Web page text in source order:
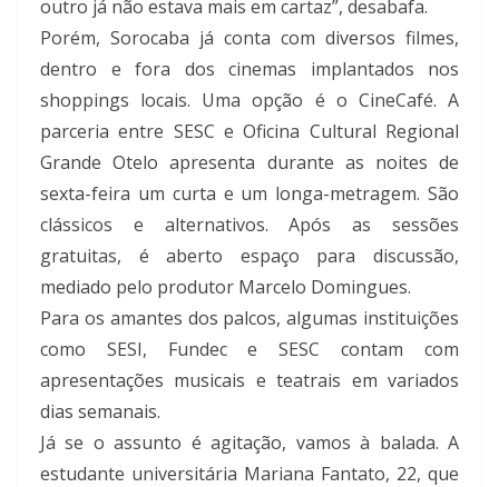
outro já não estava mais em cartaz”, desabafa.
Porém, Sorocaba já conta com diversos filmes,
dentro e fora dos cinemas implantados nos
shoppings locais. Uma opção é o CineCafé. A
parceria entre SESC e Oficina Cultural Regional
Grande Otelo apresenta durante as noites de
sexta-feira um curta e um longa-metragem. São
clássicos e alternativos. Após as sessões
gratuitas, é aberto espaço para discussão,
mediado pelo produtor Marcelo Domingues.
Para os amantes dos palcos, algumas instituições
como SESI, Fundec e SESC contam com
apresentações musicais e teatrais em variados
dias semanais.
Já se o assunto é agitação, vamos à balada. A
estudante universitária Mariana Fantato, 22, que